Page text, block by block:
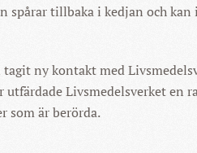
spårar tillbaka i kedjan och
tagit ny kontakt med
utfärdade Livsmedelsverket en
som är berörda.